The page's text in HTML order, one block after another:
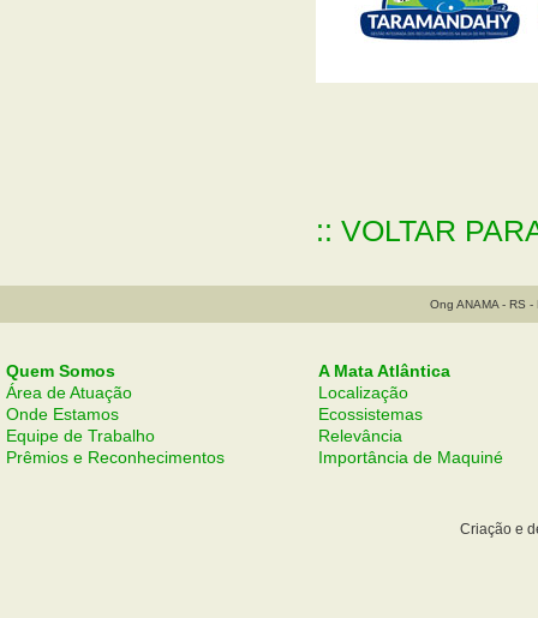
:: VOLTAR
Ong ANAMA - RS
Quem Somos
Área de Atuação
Onde Estamos
Equipe de Trabalho
Prêmios e Reconhecimentos
A Mata Atlântica
Localização
Ecossistemas
Relevância
Importância de Maquiné
Criação e